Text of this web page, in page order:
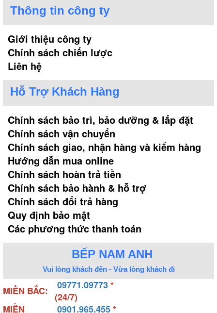
Thông tin công ty
Giới thiệu công ty
Chính sách chiến lược
Liên hệ
Hỗ Trợ Khách Hàng
Chính sách bảo trì, bảo dưỡng & lắp đặt
Chính sách vận chuyển
Chính sách giao, nhận hàng và kiểm hàng
Hướng dẫn mua online
Chính sách hoàn trả tiền
Chính sách bảo hành & hỗ trợ
Chính sách đổi trả hàng
Quy định bảo mật
Các phương thức thanh toán
BẾP NAM ANH
Vui lòng khách đến - Vừa lòng khách đi
MIỀN BẮC: 09771.09773*
(24/7)
MIỀN
0901.965.455*